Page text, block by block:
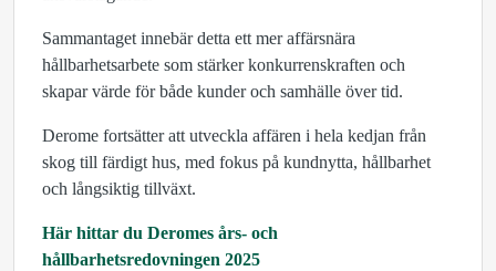
Sammantaget innebär detta ett mer affärsnära
hållbarhetsarbete som stärker konkurrenskraften och
skapar värde för både kunder och samhälle över tid.
Derome fortsätter att utveckla affären i hela kedjan från
skog till färdigt hus, med fokus på kundnytta, hållbarhet
och långsiktig tillväxt.
Här hittar du Deromes års- och
hållbarhetsredovningen 2025